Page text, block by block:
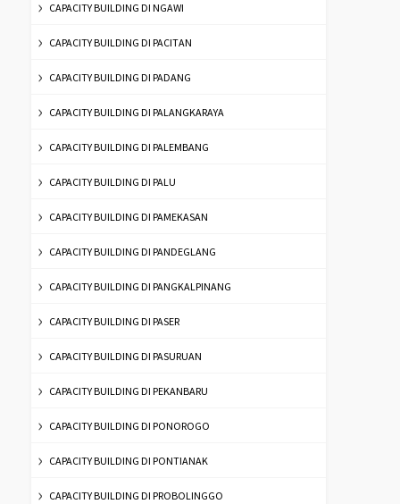
CAPACITY BUILDING DI NGAWI
CAPACITY BUILDING DI PACITAN
CAPACITY BUILDING DI PADANG
CAPACITY BUILDING DI PALANGKARAYA
CAPACITY BUILDING DI PALEMBANG
CAPACITY BUILDING DI PALU
CAPACITY BUILDING DI PAMEKASAN
CAPACITY BUILDING DI PANDEGLANG
CAPACITY BUILDING DI PANGKALPINANG
CAPACITY BUILDING DI PASER
CAPACITY BUILDING DI PASURUAN
CAPACITY BUILDING DI PEKANBARU
CAPACITY BUILDING DI PONOROGO
CAPACITY BUILDING DI PONTIANAK
CAPACITY BUILDING DI PROBOLINGGO